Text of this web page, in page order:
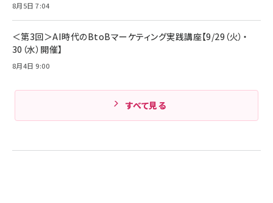
8月5日 7:04
＜第3回＞AI時代のBtoBマーケティング実践講座【9/29（火）・
30（水）開催】
8月4日 9:00
すべて見る